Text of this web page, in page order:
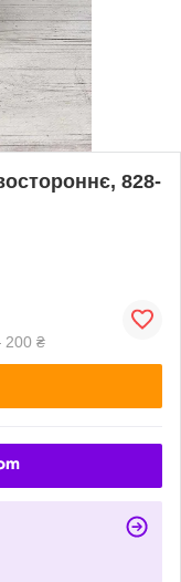
828-
200 ₴